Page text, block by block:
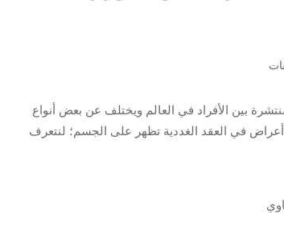
بين الأفراد في العالم ويختلف عن بعض أنواع
في العقد الغددية تظهر على الجسم؛ لنتعرف